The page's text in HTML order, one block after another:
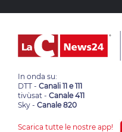
In onda su:
DTT - Canali 11 e 111
tivùsat - Canale 411
Sky - Canale 820
Scarica tutte le nostre app!